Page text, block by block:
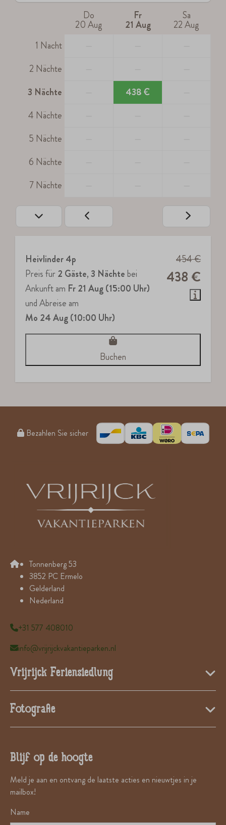
Do
20 Aug
Fr
21 Aug
Sa
22 Aug
1 Nacht
2 Nächte
3 Nächte
438 €
4 Nächte
5 Nächte
6 Nächte
7 Nächte
454 €
438 €
Heivlinder 4p
Preis für2 Gäste,3 Nächte bei
Ankunft am Fr 21 Aug (15:00 Uhr)
und Abreise am
Mo 24 Aug (10:00 Uhr)
Buchen
Bezahlen Sie sicher
Tonnenberg 53
3852 PC Ermelo
Gelderland
Nederland
+31 577 408010
info@vrijrijckvakantieparken.nl
Vrijrijck Feriensiedlung
Fotografie
Blijf op de hoogte
Meld je aan en ontvang de laatste acties en nieuwtjes in je
mailbox!
Name